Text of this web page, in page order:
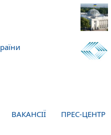
ВАКАНСІЇ ПРЕС-ЦЕНТР